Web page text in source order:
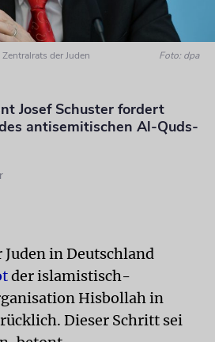
der Juden Foto: dpa
Josef Schuster fordert
antisemitischen Al-Quds-
in Deutschland
der islamistisch-
Hisbollah in
Dieser Schritt sei